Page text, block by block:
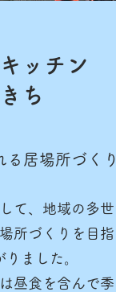
ッチン
ち
る居場所づくり
て、地域の多世
所づくりを目指
りました。
昼食を含んで季